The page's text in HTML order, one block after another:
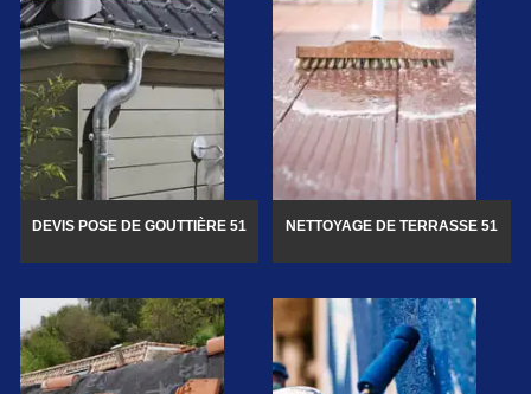
DEVIS POSE DE GOUTTIÈRE 51 NETTOYAGE DE TERRASSE 51